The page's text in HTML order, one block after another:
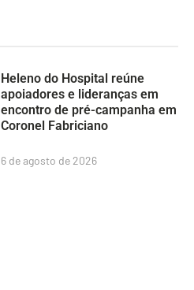
Heleno do Hospital reúne
apoiadores e lideranças em
encontro de pré-campanha em
Coronel Fabriciano
6 de agosto de 2026